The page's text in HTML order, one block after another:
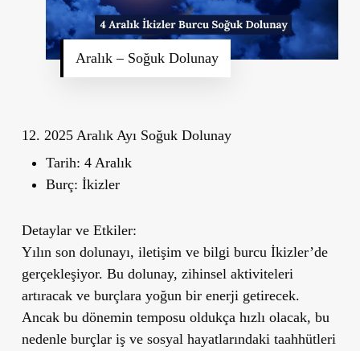
Aralık – Soğuk Dolunay
12. 2025 Aralık Ayı Soğuk Dolunay
Tarih: 4 Aralık
Burç: İkizler
Detaylar ve Etkiler:
Yılın son dolunayı, iletişim ve bilgi burcu İkizler’de
gerçekleşiyor. Bu dolunay, zihinsel aktiviteleri
artıracak ve burçlara yoğun bir enerji getirecek.
Ancak bu dönemin temposu oldukça hızlı olacak, bu
nedenle burçlar iş ve sosyal hayatlarındaki taahhütleri